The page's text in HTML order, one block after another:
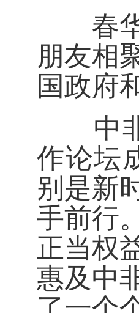
春华
朋友相
国政府
中非
作论坛
别是新
手前行
正当权
惠及中